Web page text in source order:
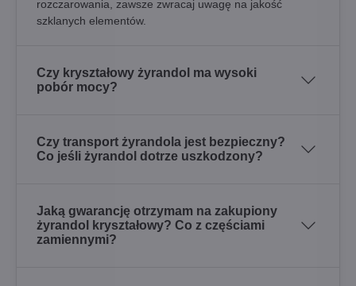
rozczarowania, zawsze zwracaj uwagę na jakość
szklanych elementów.
Czy kryształowy żyrandol ma wysoki
pobór mocy?
Czy transport żyrandola jest bezpieczny?
Co jeśli żyrandol dotrze uszkodzony?
Jaką gwarancję otrzymam na zakupiony
żyrandol kryształowy? Co z częściami
zamiennymi?